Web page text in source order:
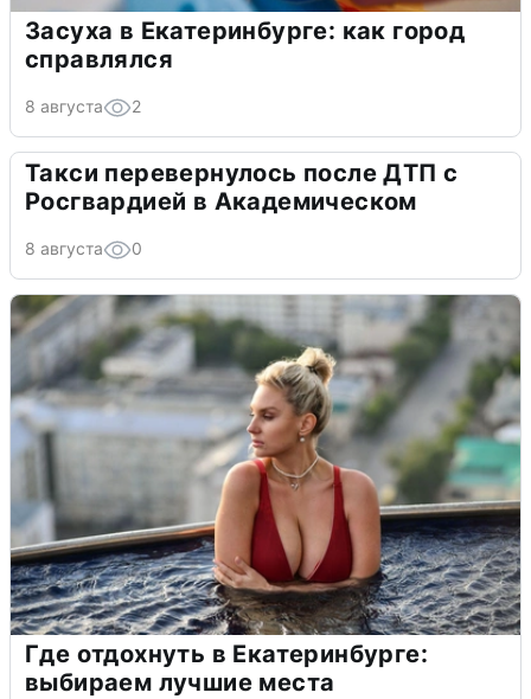
Засуха в Екатеринбурге: как город
справлялся
8 августа 2
Такси перевернулось после ДТП с
Росгвардией в Академическом
8 августа 0
Где отдохнуть в Екатеринбурге:
выбираем лучшие места